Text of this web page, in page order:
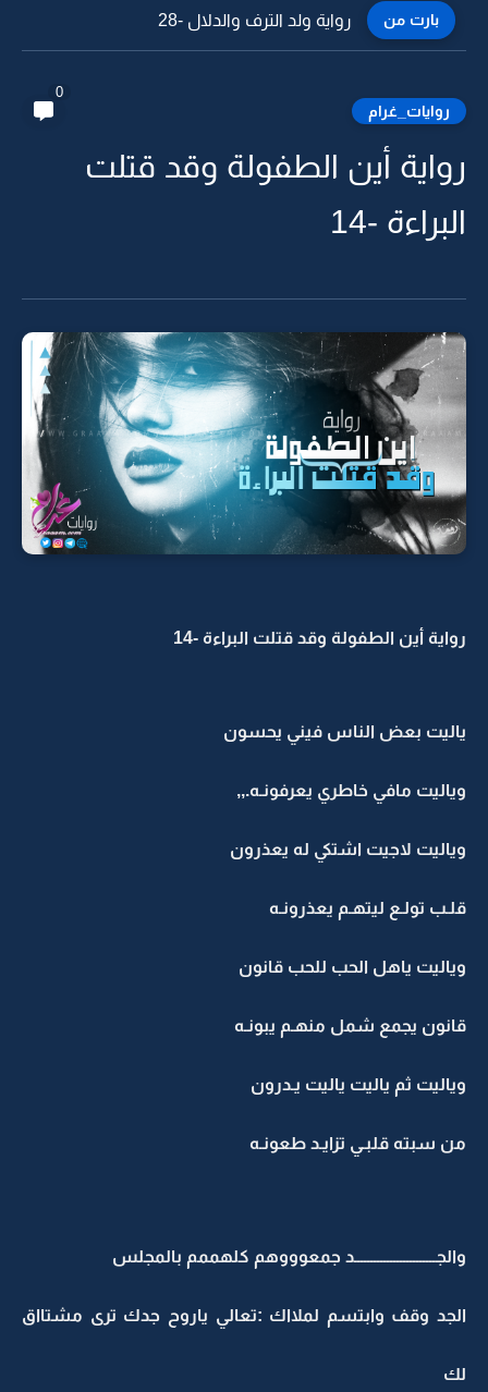
بارت من رواية ولد الترف والدلال -27
روايات_غرام
0
رواية أين الطفولة وقد قتلت
البراءة -14
رواية أين الطفولة وقد قتلت البراءة -14
ياليت بعض الناس فيني يحسون
وياليت مافي خاطري يعرفونـه.,,
وياليت لاجيت اشتكي له يعذرون
قلـب تولـع ليتهـم يعذرونـه
وياليت ياهل الحب للحب قانون
قانون يجمع شمل منهـم يبونـه
وياليت ثم ياليت ياليت يـدرون
من سبته قلبـي تزايـد طعونـه
والجـــــــــــــــــــــــــد جمعوووهم كلهممم بالمجلس
الجد وقف وابتسم لملااك :تعالي ياروح جدك ترى مشتااق
لك